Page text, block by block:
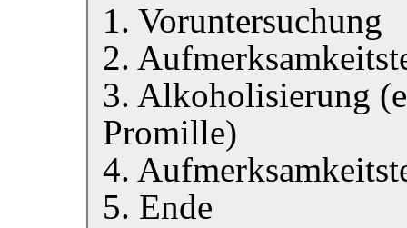
1. Voruntersuchung
2.
3. Alkoholisierung
Promille)
4.
5. Ende